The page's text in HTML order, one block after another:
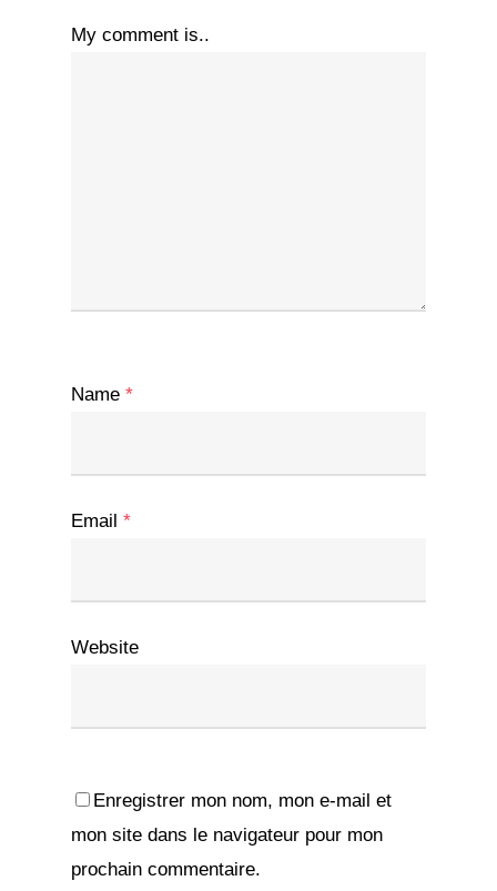
My comment is..
Name *
Email *
Website
Enregistrer mon nom, mon e-mail et
mon site dans le navigateur pour mon
prochain commentaire.